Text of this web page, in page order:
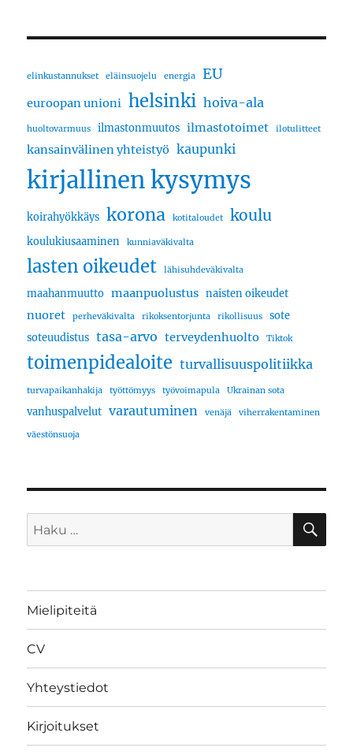
elinkustannukset eläinsuojelu energia EU
euroopan unioni helsinki hoiva-ala
huoltovarmuus ilmastonmuutos ilmastotoimet ilotulitteet
kansainvälinen yhteistyö kaupunki
kirjallinen kysymys
koirahyökkäys korona kotitaloudet koulu
koulukiusaaminen kunniaväkivalta
lasten oikeudet lähisuhdeväkivalta
maahanmuutto maanpuolustus naisten oikeudet
nuoret perheväkivalta rikoksentorjunta rikollisuus
sote
soteuudistus tasa-arvo terveydenhuolto Tiktok
toimenpidealoite turvallisuuspolitiikka
turvapaikanhakija työttömyys työvoimapula Ukrainan sota
vanhuspalvelut varautuminen venäjä viherrakentaminen
väestönsuoja
Etsi:
Mielipiteitä
CV
Yhteystiedot
Kirjoitukset